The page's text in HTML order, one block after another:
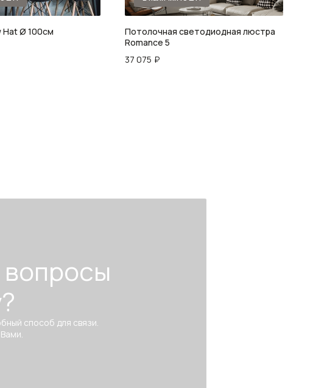
Ø 100см
Потолочная светодиодная люстра
Romance 5
37 075 ₽
способ для связи.